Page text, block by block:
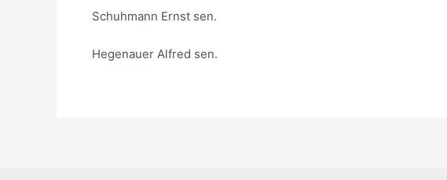
Schuhmann Ernst sen.
Hegenauer Alfred sen.